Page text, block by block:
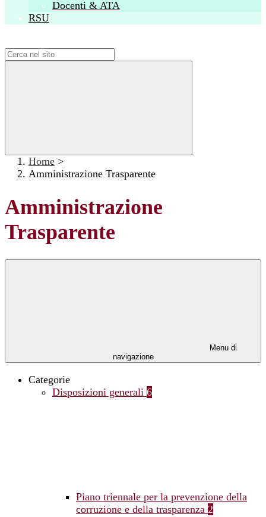
Docenti & ATA
RSU
Home >
Amministrazione Trasparente
Amministrazione
Trasparente
Menu di
navigazione
Categorie
Disposizioni generali 6
Piano triennale per la prevenzione della
corruzione e della trasparenza 2